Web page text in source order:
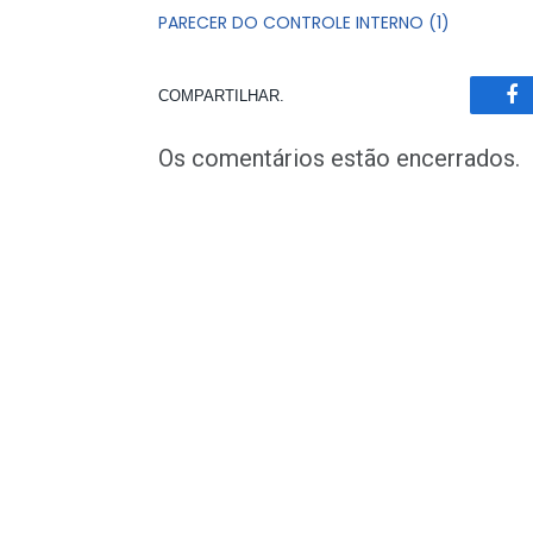
PARECER DO CONTROLE INTERNO (1)
COMPARTILHAR.
Os comentários estão encerrados.